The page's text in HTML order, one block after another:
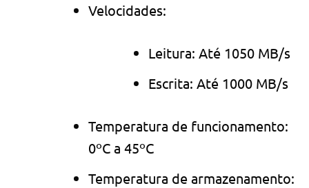
Velocidades:
Leitura: Até 1050 MB/s
Escrita: Até 1000 MB/s
Temperatura de funcionamento:
0ºC a 45ºC
Temperatura de armazenamento: